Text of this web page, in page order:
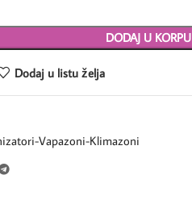
DODAJ U KORPU
Dodaj u listu želja
Vapazoni-Klimazoni